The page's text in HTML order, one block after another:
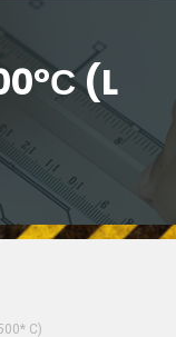
(L
С)